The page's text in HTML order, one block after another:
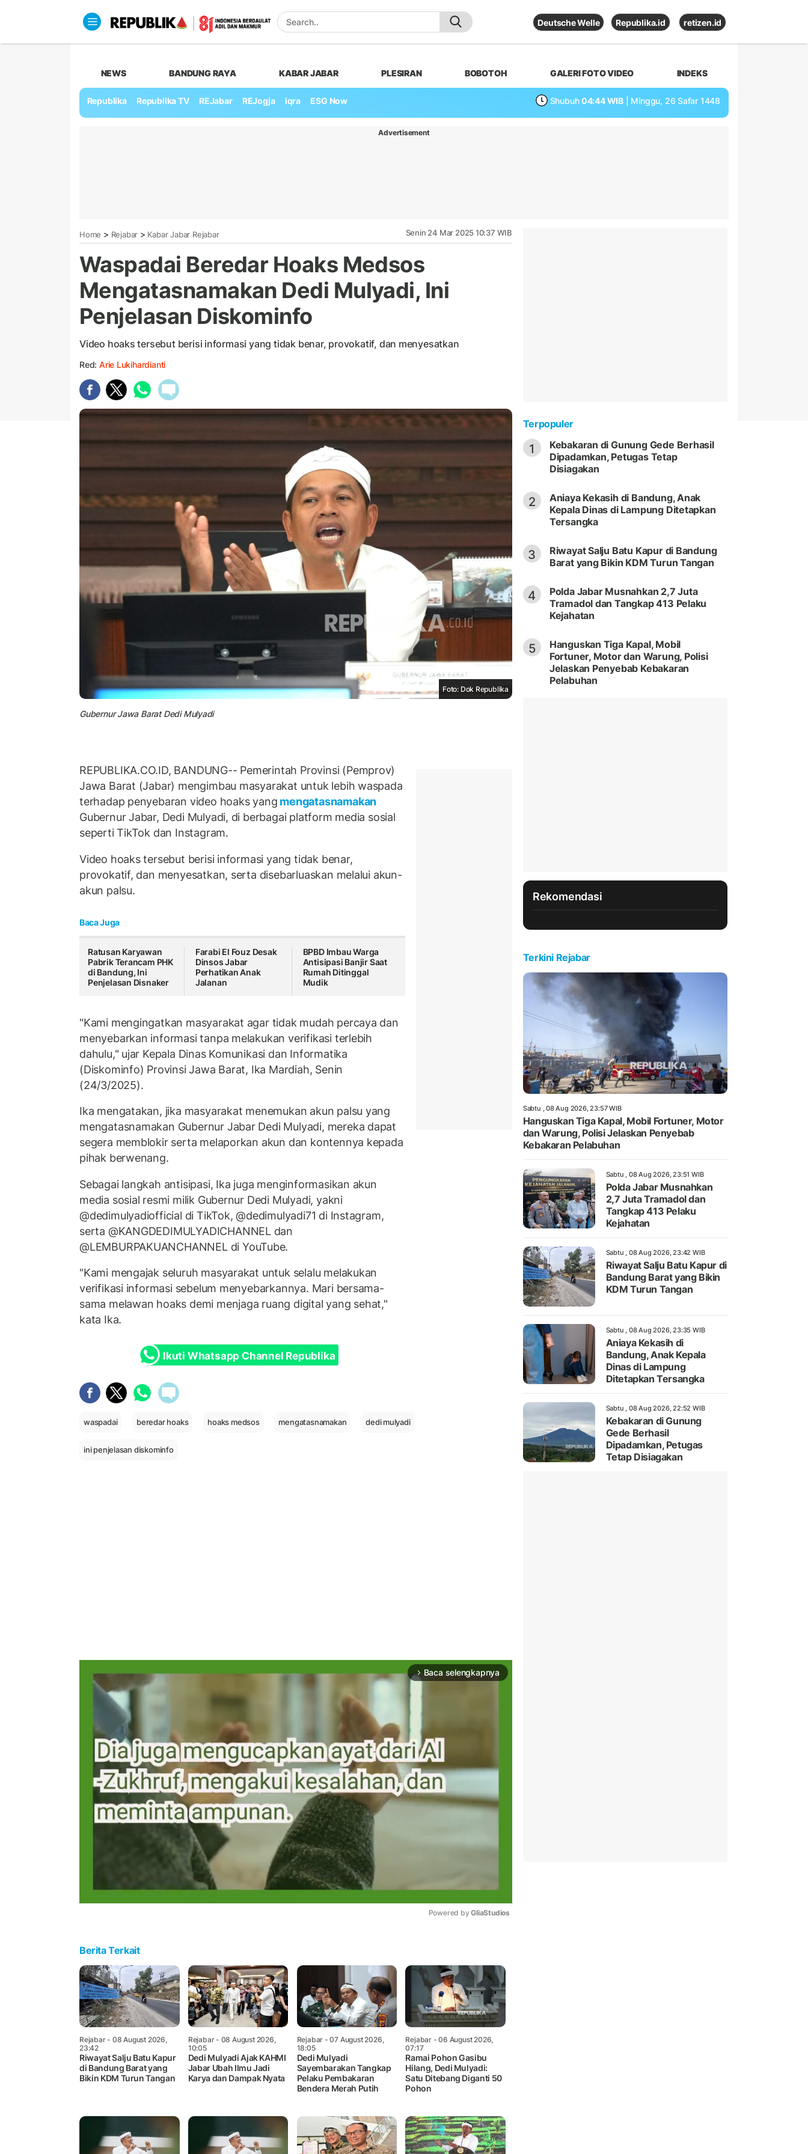
Deutsche Welle Republika.id retizen.id
NEWS BANDUNG RAYA KABAR JABAR PLESIRAN BOBOTOH GALERI FOTO VIDEO INDEKS
Republika Republika TV REJabar REJogja iqra ESG Now Shubuh 04:44 WIB | Minggu, 26 Safar 1448
Advertisement
Home > Rejabar > Kabar Jabar Rejabar Senin 24 Mar 2025 10:37 WIB
Waspadai Beredar Hoaks Medsos
Mengatasnamakan Dedi Mulyadi, Ini
Penjelasan Diskominfo
Video hoaks tersebut berisi informasi yang tidak benar, provokatif, dan menyesatkan
Red: Arie Lukihardianti
Foto: Dok Republika
Gubernur Jawa Barat Dedi Mulyadi
REPUBLIKA.CO.ID, BANDUNG-- Pemerintah Provinsi (Pemprov)
Jawa Barat (Jabar) mengimbau masyarakat untuk lebih waspada
terhadap penyebaran video hoaks yang mengatasnamakan
Gubernur Jabar, Dedi Mulyadi, di berbagai platform media sosial
seperti TikTok dan Instagram.
Video hoaks tersebut berisi informasi yang tidak benar,
provokatif, dan menyesatkan, serta disebarluaskan melalui akun-
akun palsu.
Baca Juga
Ratusan Karyawan
Pabrik Terancam PHK
di Bandung, Ini
Penjelasan Disnaker
Farabi El Fouz Desak
Dinsos Jabar
Perhatikan Anak
Jalanan
BPBD Imbau Warga
Antisipasi Banjir Saat
Rumah Ditinggal
Mudik
"Kami mengingatkan masyarakat agar tidak mudah percaya dan
menyebarkan informasi tanpa melakukan verifikasi terlebih
dahulu," ujar Kepala Dinas Komunikasi dan Informatika
(Diskominfo) Provinsi Jawa Barat, Ika Mardiah, Senin
(24/3/2025).
Ika mengatakan, jika masyarakat menemukan akun palsu yang
mengatasnamakan Gubernur Jabar Dedi Mulyadi, mereka dapat
segera memblokir serta melaporkan akun dan kontennya kepada
pihak berwenang.
Sebagai langkah antisipasi, Ika juga menginformasikan akun
media sosial resmi milik Gubernur Dedi Mulyadi, yakni
@dedimulyadiofficial di TikTok, @dedimulyadi71 di Instagram,
serta @KANGDEDIMULYADICHANNEL dan
@LEMBURPAKUANCHANNEL di YouTube.
"Kami mengajak seluruh masyarakat untuk selalu melakukan
verifikasi informasi sebelum menyebarkannya. Mari bersama-
sama melawan hoaks demi menjaga ruang digital yang sehat,"
kata Ika.
Ikuti Whatsapp Channel Republika
waspadai beredar hoaks hoaks medsos mengatasnamakan dedi mulyadi
ini penjelasan diskominfo
arrow_forward_ios Baca selengkapnya
Powered by GliaStudios
Berita Terkait
Rejabar- 08 August 2026,
23:42
Riwayat Salju Batu Kapur
di Bandung Barat yang
Bikin KDM Turun Tangan
Rejabar- 08 August 2026,
10:05
Dedi Mulyadi Ajak KAHMI
Jabar Ubah Ilmu Jadi
Karya dan Dampak Nyata
Rejabar - 07 August 2026,
18:05
Dedi Mulyadi
Sayembarakan Tangkap
Pelaku Pembakaran
Bendera Merah Putih
Rejabar- 06 August 2026,
07:17
Ramai Pohon Gasibu
Hilang, Dedi Mulyadi:
Satu Ditebang Diganti 50
Pohon
Terpopuler
1
Kebakaran di Gunung Gede Berhasil
Dipadamkan, Petugas Tetap
Disiagakan
2
Aniaya Kekasih di Bandung, Anak
Kepala Dinas di Lampung Ditetapkan
Tersangka
3
Riwayat Salju Batu Kapur di Bandung
Barat yang Bikin KDM Turun Tangan
4
Polda Jabar Musnahkan 2,7 Juta
Tramadol dan Tangkap 413 Pelaku
Kejahatan
5
Hanguskan Tiga Kapal, Mobil
Fortuner, Motor dan Warung, Polisi
Jelaskan Penyebab Kebakaran
Pelabuhan
Rekomendasi
Terkini Rejabar
Sabtu , 08 Aug 2026, 23:57 WIB
Hanguskan Tiga Kapal, Mobil Fortuner, Motor
dan Warung, Polisi Jelaskan Penyebab
Kebakaran Pelabuhan
Sabtu , 08 Aug 2026, 23:51 WIB
Polda Jabar Musnahkan
2,7 Juta Tramadol dan
Tangkap 413 Pelaku
Kejahatan
Sabtu , 08 Aug 2026, 23:42 WIB
Riwayat Salju Batu Kapur di
Bandung Barat yang Bikin
KDM Turun Tangan
Sabtu , 08 Aug 2026, 23:35 WIB
Aniaya Kekasih di
Bandung, Anak Kepala
Dinas di Lampung
Ditetapkan Tersangka
Sabtu , 08 Aug 2026, 22:52 WIB
Kebakaran di Gunung
Gede Berhasil
Dipadamkan, Petugas
Tetap Disiagakan